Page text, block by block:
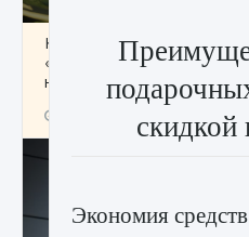
Как исправить ошибку
«Идет сохранение мира
начать сохранение данных
скидкой
Экономия